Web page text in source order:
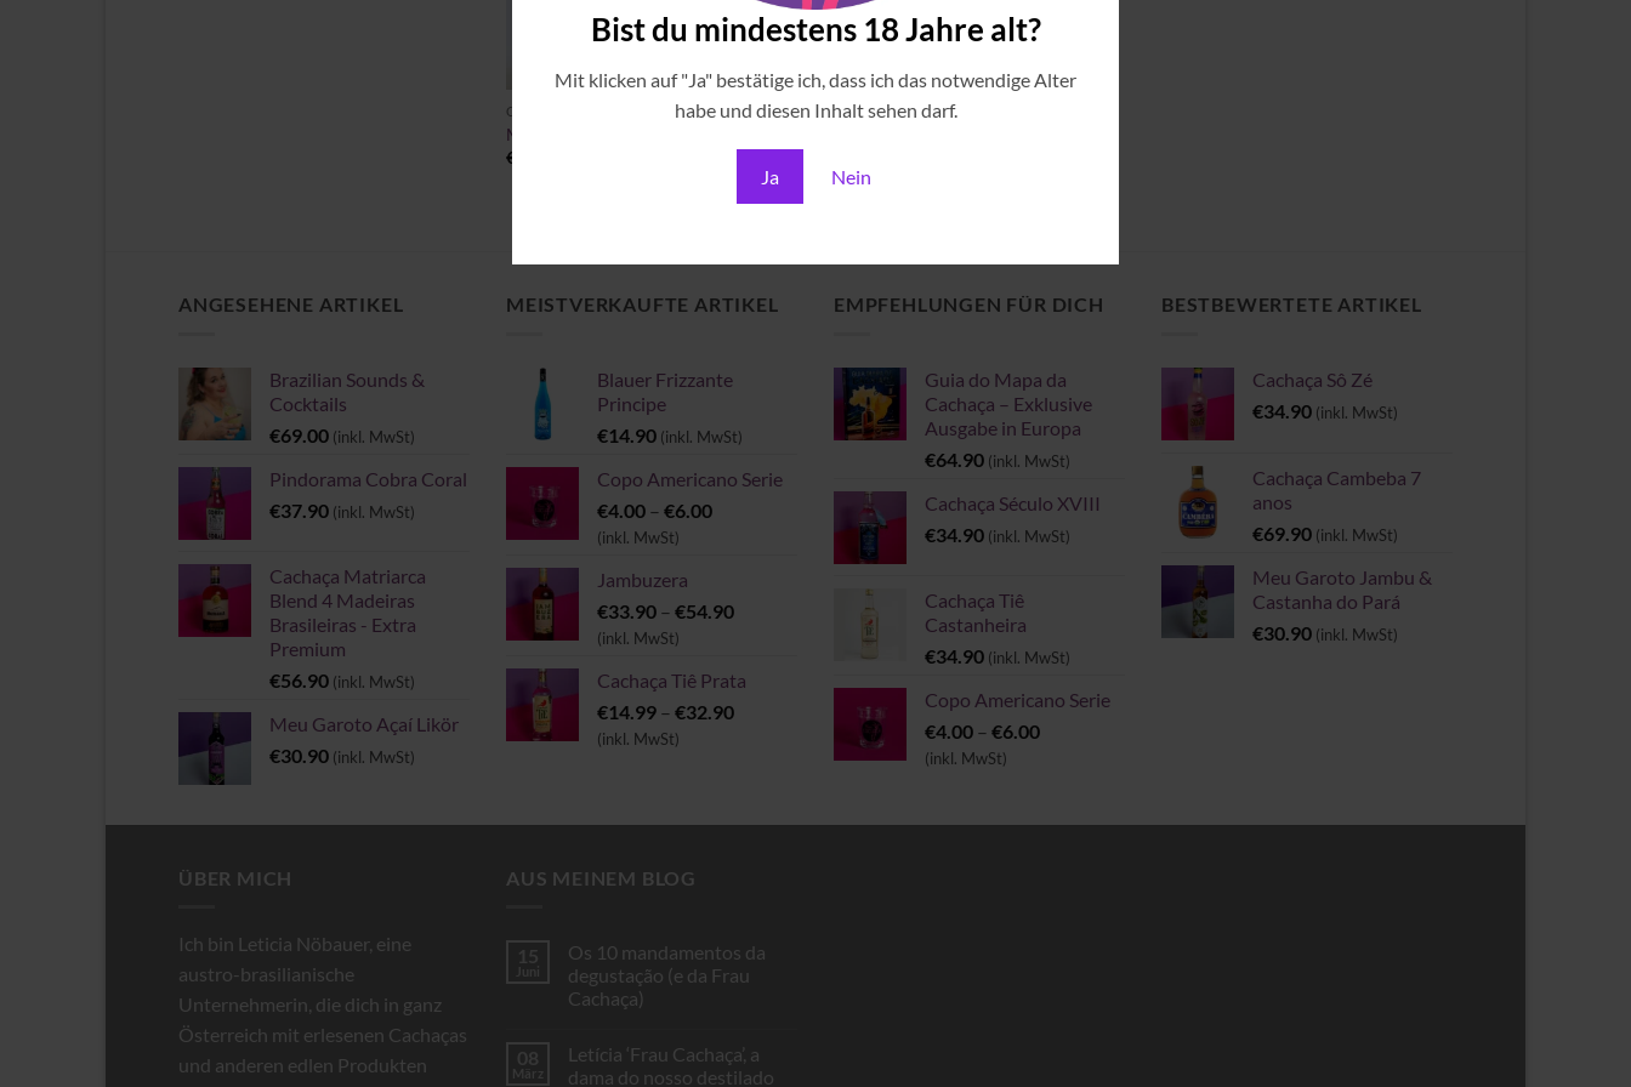
Bist du mindestens 18 Jahre alt?
Mit klicken auf "Ja" bestätige ich, dass ich das notwendige Alter
habe und diesen Inhalt sehen darf.
Ja Nein
CACHAÇAS
Malandra Cachaça Crystal
€
ANGESEHENE ARTIKEL
Brazilian Sounds &
Cocktails
€69.00 (inkl. MwSt)
Pindorama Cobra Coral
€37.90 (inkl. MwSt)
Cachaça Matriarca
Blend 4 Madeiras
Brasileiras - Extra
Premium
€56.90 (inkl. MwSt)
Meu Garoto Açaí Likör
€30.90 (inkl. MwSt)
MEISTVERKAUFTE ARTIKEL
Blauer Frizzante
Principe
€14.90 (inkl. MwSt)
Copo Americano Serie
€4.00 – €6.00Preisspanne:
(inkl. MwSt)
Jambuzera
€33.90 – €54.90Preisspanne:
€54.90
(inkl. MwSt)
Cachaça Tiê Prata
€14.99 – €32.90Preisspanne:
(inkl. MwSt)
EMPFEHLUNGEN FÜR DICH
Guia do Mapa da
Cachaça – Exklusive
Ausgabe in Europa
€64.90 (inkl. MwSt)
Cachaça Século XVIII
€34.90 (inkl. MwSt)
Cachaça Tiê
Castanheira
€34.90 (inkl. MwSt)
Copo Americano Serie
€4.00 – €6.00Preisspanne:
(inkl. MwSt)
BESTBEWERTETE ARTIKEL
Cachaça Sô Zé
€34.90 (inkl. MwSt)
Cachaça Cambeba 7
anos
€69.90 (inkl. MwSt)
Meu Garoto Jambu &
Castanha do Pará
€30.90 (inkl. MwSt)
ÜBER MICH
Ich bin Leticia Nöbauer, eine
austro-brasilianische
Unternehmerin, die dich in ganz
Österreich mit erlesenen Cachaças
und anderen edlen Produkten
AUS MEINEM BLOG
15
Juni
Os 10 mandamentos da
degustação (e da Frau
Cachaça)
08
März
Letícia ‘Frau Cachaça’, a
dama do nosso destilado